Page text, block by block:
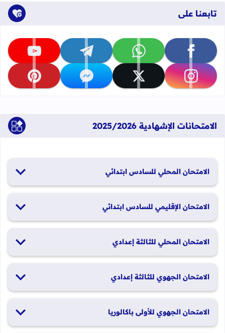
تابعنا على
تابعنا على facebook تابعنا على whatsapp تابعنا على telegram تابعنا على youtube
تابعنا على instagram تابعنا على x تابعنا على messenger تابعنا على pinterest
الامتحانات الإشهادية 2025/2026
الامتحان المحلي للسادس ابتدائي
الامتحان الإقليمي للسادس ابتدائي
الامتحان المحلي للثالثة إعدادي
الامتحان الجهوي للثالثة إعدادي
الامتحان الجهوي للأولى باكالوريا